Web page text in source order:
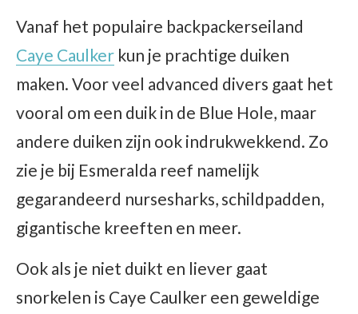
Vanaf het populaire backpackerseiland
Caye Caulker kun je prachtige duiken
maken. Voor veel advanced divers gaat het
vooral om een duik in de Blue Hole, maar
andere duiken zijn ook indrukwekkend. Zo
zie je bij Esmeralda reef namelijk
gegarandeerd nursesharks, schildpadden,
gigantische kreeften en meer.
Ook als je niet duikt en liever gaat
snorkelen is Caye Caulker een geweldige